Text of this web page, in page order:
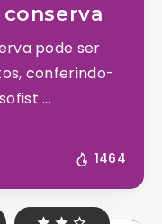
pode ser
conferindo-
...
1464